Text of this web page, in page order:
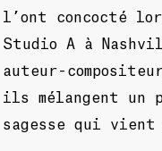
l’ont concocté
Studio A à
auteur-
ils mélangent un
sagesse qui